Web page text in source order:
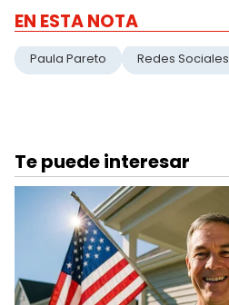
EN ESTA NOTA
Paula Pareto Redes Sociales